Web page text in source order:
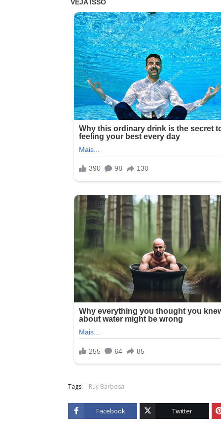
Tags: Ruy Barbosa
Facebook Twitter